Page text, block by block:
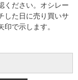
ください。オシレー
した日に売り買いサ
で示します。